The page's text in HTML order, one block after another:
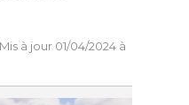
à jour 01/04/2024 à